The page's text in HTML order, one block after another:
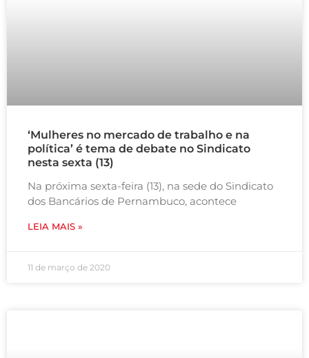
‘Mulheres no mercado de trabalho e na
política’ é tema de debate no Sindicato
nesta sexta (13)
Na próxima sexta-feira (13), na sede do Sindicato
dos Bancários de Pernambuco, acontece
LEIA MAIS »
11 de março de 2020